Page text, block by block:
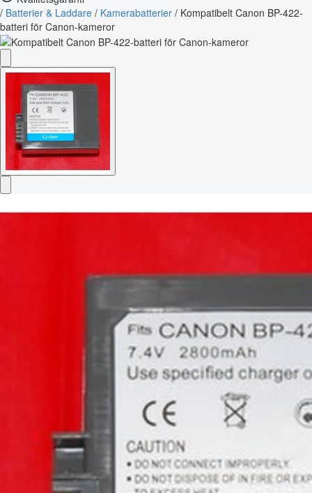
/ Batterier & Laddare / Kamerabatterier / Kompatibelt Canon BP-422-
batteri för Canon-kameror